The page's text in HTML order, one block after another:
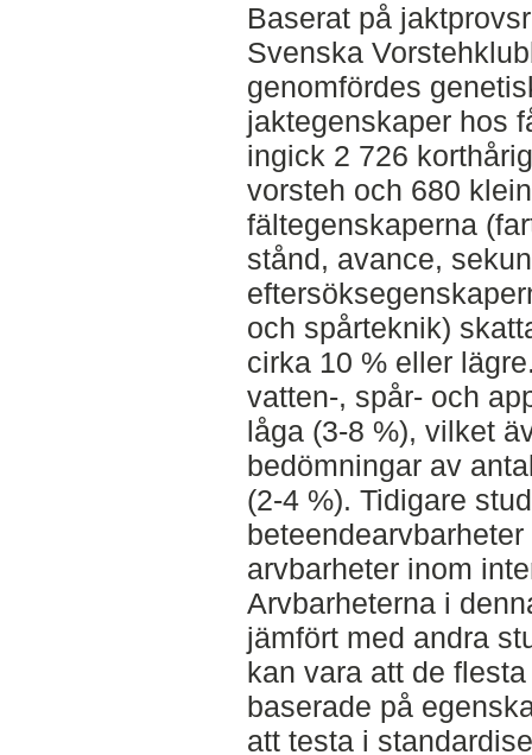
Baserat på
Svenska
genomfördes
jaktegenskaper hos
ingick 2 726
vorsteh och 680
fältegenskaperna
stånd, avance,
och spårteknik)
cirka 10 % eller
vatten-, spår- och
låga (3-8 %), vilket
bedömningar av
(2-4 %). Tidigare
arvbarheter inom
Arvbarheterna i
jämfört med andra
kan vara att de
baserade på
att testa i